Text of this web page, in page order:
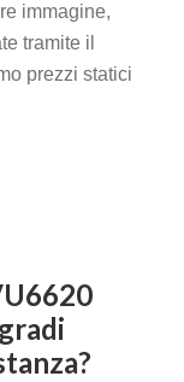
immagine,
tramite il
prezzi statici